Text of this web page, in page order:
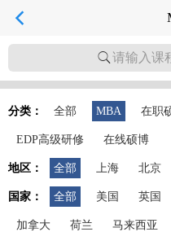
请输入课
分类： 全部 MBA 在职
EDP高级研修 在线硕博
地区： 全部 上海 北京
国家： 全部 美国 英国
加拿大 荷兰 马来西亚